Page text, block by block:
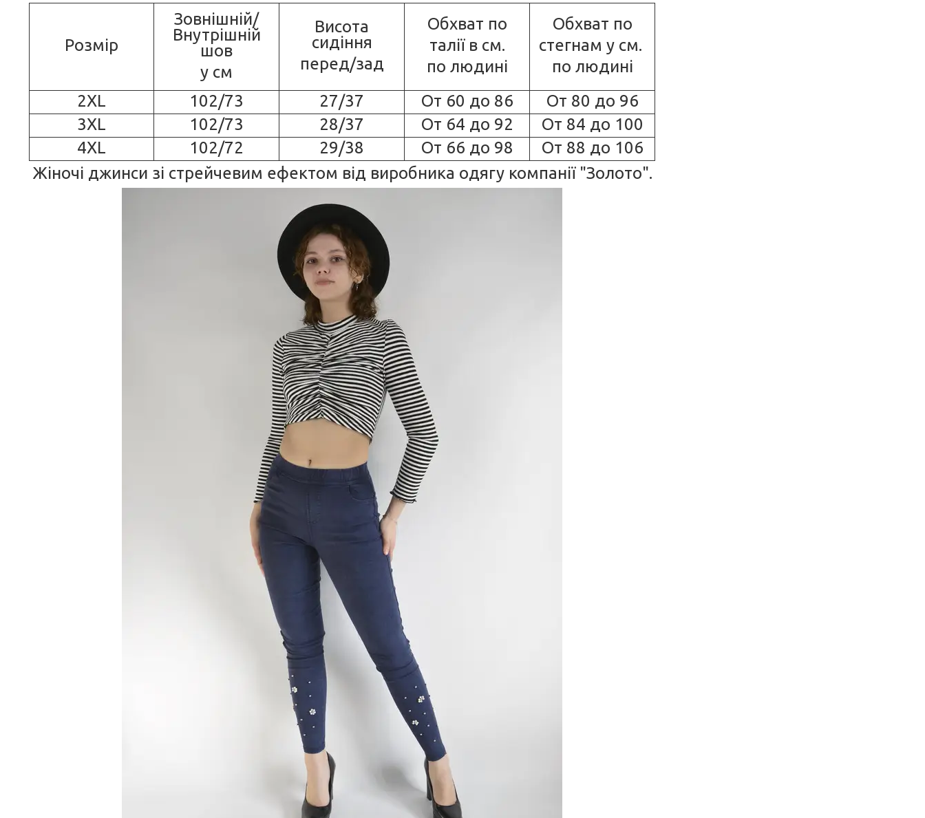
Розмір
Зовнішній/
Внутрішній
шов
у см
Висота
сидіння
перед/зад
Обхват по
талії в см.
по людині
Обхват по
стегнам у см.
по людині
2XL
102/73 27/37 От 60 до 86
От 80 до 96
3XL
102/73 28/37 От 64 до 92
От 84 до 100
4XL
102/72 29/38 От 66 до 98
От 88 до 106
Жіночі джинси зі стрейчевим ефектом від виробника одягу компанії "Золото".